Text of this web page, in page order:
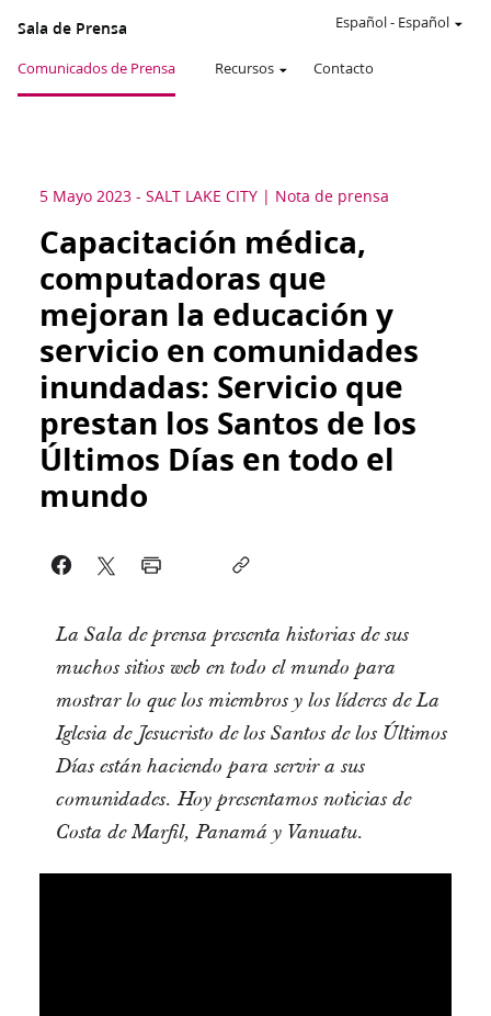
Sala de Prensa
Comunicados de Prensa Recursos Contacto
Español- Español
5 Mayo 2023 - SALT LAKE CITY Nota de prensa
Capacitación médica,
computadoras que
mejoran la educación y
servicio en comunidades
inundadas: Servicio que
prestan los Santos de los
Últimos Días en todo el
mundo
La Sala de prensa presenta historias de sus
muchos sitios web en todo el mundo para
mostrar lo que los miembros y los líderes de La
Iglesia de Jesucristo de los Santos de los Últimos
Días están haciendo para servir a sus
comunidades. Hoy presentamos noticias de
Costa de Marfil, Panamá y Vanuatu.